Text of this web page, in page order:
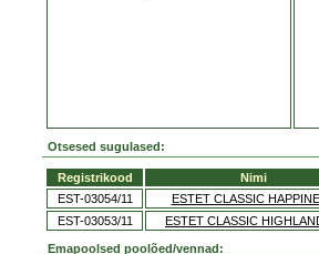
Otsesed sugulased:
Registrikood Nimi
EST-03054/11
ESTET CLASSIC
EST-03053/11
ESTET CLASSIC
Emapoolsed poolõed/vennad: